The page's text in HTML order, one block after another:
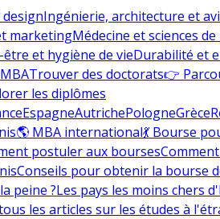
Ingénierie, architecture et
marketingMédecine et sciences
et hygiène de vieDurabilité et
Trouver des doctorats👉
les diplômes
EspagneAutrichePologneGrèce
🌎 MBA international💃 Bourse
postuler aux bourses
Conseils pour obtenir la bourse
peine ?Les pays les moins chers
les articles sur les études à